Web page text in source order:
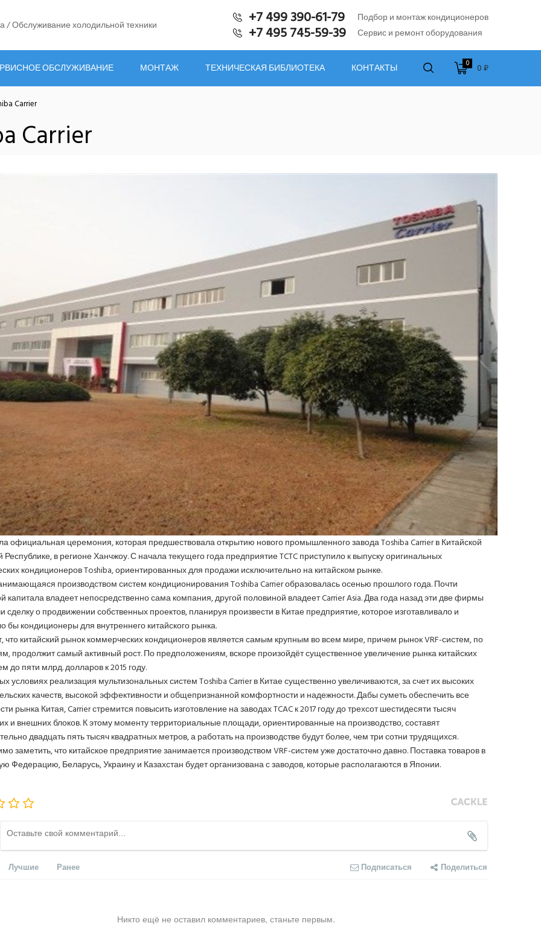
/ Обслуживание холодильной техники +7 499 390-61-79 Подбор и монтаж кондиционеров
+7 495 745-59-39 Сервис и ремонт оборудования
ОБСЛУЖИВАНИЕ МОНТАЖ ТЕХНИЧЕСКАЯ БИБЛИОТЕКА КОНТАКТЫ 0 0 ₽
Carrier
Carrier
официальная церемония, которая предшествовала открытию нового промышленного завода Toshiba Carrier в Китайской
в регионе Ханчжоу. С начала текущего года предприятие TCTC приступило к выпуску оригинальных
кондиционеров Toshiba, ориентированных для продажи исключительно на китайском рынке.
производством систем кондиционирования Toshiba Carrier образовалась осенью прошлого года. Почти
капитала владеет непосредственно сама компания, другой половиной владеет Carrier Asia. Два года назад эти две фирмы
сделку о продвижении собственных проектов, планируя произвести в Китае предприятие, которое изготавливало и
бы кондиционеры для внутреннего китайского рынка.
что китайский рынок коммерческих кондиционеров является самым крупным во всем мире, причем рынок VRF-систем, по
продолжит самый активный рост. По предположениям, вскоре произойдёт существенное увеличение рынка китайских
до пяти млрд. долларов к 2015 году.
условиях реализация мультизональных систем Toshiba Carrier в Китае существенно увеличиваются, за счет их высоких
качеств, высокой эффективности и общепризнанной комфортности и надежности. Дабы суметь обеспечить все
рынка Китая, Carrier стремится повысить изготовление на заводах TCAC к 2017 году до трехсот шестидесяти тысяч
и внешних блоков. К этому моменту территориальные площади, ориентированные на производство, составят
двадцать пять тысяч квадратных метров, а работать на производстве будут более, чем три сотни трудящихся.
заметить, что китайское предприятие занимается производством VRF-систем уже достаточно давно. Поставка товаров в
Федерацию, Беларусь, Украину и Казахстан будет организована с заводов, которые располагаются в Японии.
Лучшие Ранее Подписаться Поделиться
Никто ещё не оставил комментариев, станьте первым.